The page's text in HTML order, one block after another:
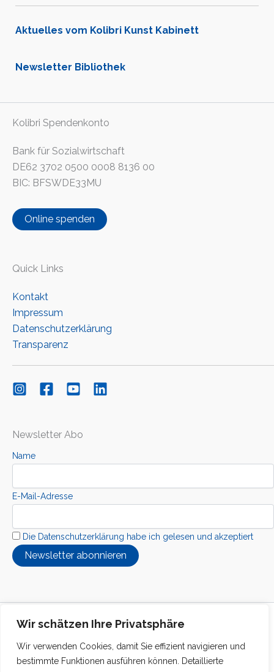
Wir schätzen Ihre Privatsphäre
Wir verwenden Cookies, damit Sie effizient navigieren und
bestimmte Funktionen ausführen können. Detaillierte
Aktuelles vom Kolibri Kunst Kabinett
Newsletter Bibliothek
Kolibri Spendenkonto
Bank für Sozialwirtschaft
DE62 3702 0500 0008 8136 00
BIC: BFSWDE33MU
Online spenden
Quick Links
Kontakt
Impressum
Datenschutzerklärung
Transparenz
Newsletter Abo
Name
E-Mail-Adresse
Die Datenschutzerklärung habe ich gelesen und akzeptiert
Copyright © 2026 Kolibri Interkuturelle Stiftung